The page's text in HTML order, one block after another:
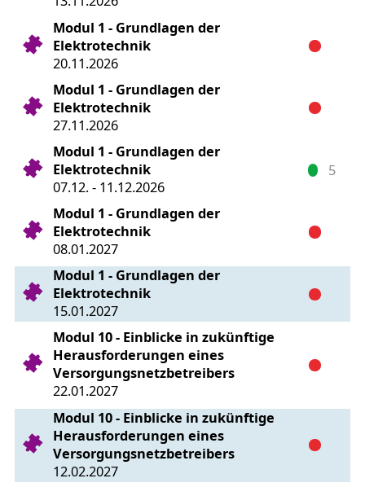
Modul 1 - Grundlagen der
Elektrotechnik
20.11.2026
Modul 1 - Grundlagen der
Elektrotechnik
27.11.2026
Modul 1 - Grundlagen der
Elektrotechnik
07.12. - 11.12.2026
5
Modul 1 - Grundlagen der
Elektrotechnik
08.01.2027
Modul 1 - Grundlagen der
Elektrotechnik
15.01.2027
Modul 10 - Einblicke in zukünftige
Herausforderungen eines
Versorgungsnetzbetreibers
22.01.2027
Modul 10 - Einblicke in zukünftige
Herausforderungen eines
Versorgungsnetzbetreibers
12.02.2027